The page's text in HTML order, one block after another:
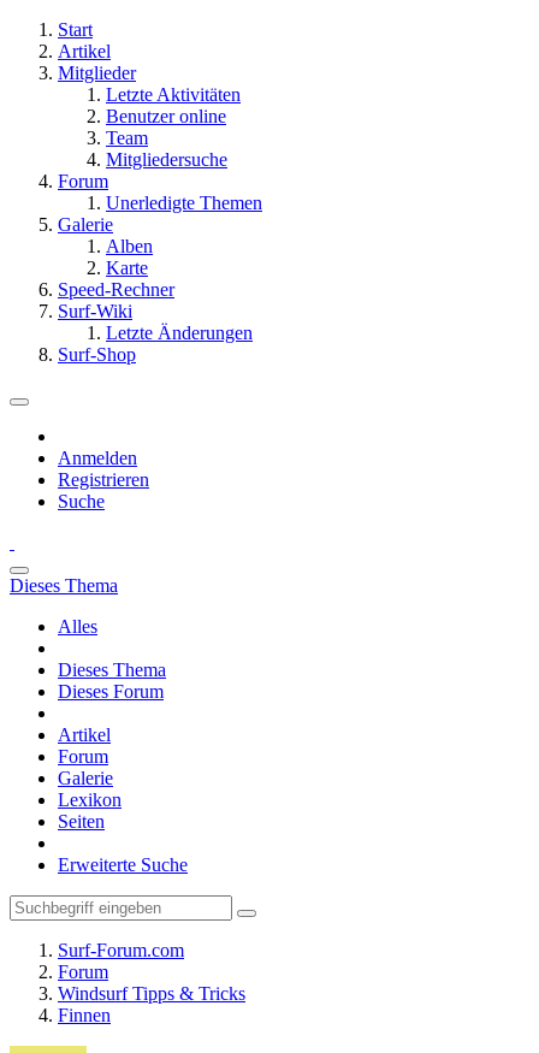
Start
Artikel
Mitglieder
Letzte Aktivitäten
Benutzer online
Team
Mitgliedersuche
Forum
Unerledigte Themen
Galerie
Alben
Karte
Speed-Rechner
Surf-Wiki
Letzte Änderungen
Surf-Shop
Anmelden
Registrieren
Suche
Dieses Thema
Alles
Dieses Thema
Dieses Forum
Artikel
Forum
Galerie
Lexikon
Seiten
Erweiterte Suche
Surf-Forum.com
Forum
Windsurf Tipps & Tricks
Finnen